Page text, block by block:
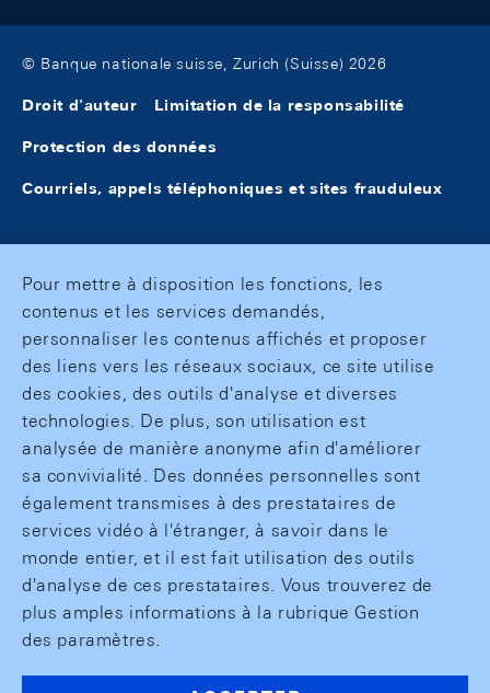
© Banque nationale suisse, Zurich (Suisse) 2026
Droit d'auteur Limitation de la responsabilité
Protection des données
Courriels, appels téléphoniques et sites frauduleux
Pour mettre à disposition les fonctions, les
contenus et les services demandés,
personnaliser les contenus affichés et proposer
des liens vers les réseaux sociaux, ce site utilise
des cookies, des outils d'analyse et diverses
technologies. De plus, son utilisation est
analysée de manière anonyme afin d'améliorer
sa convivialité. Des données personnelles sont
également transmises à des prestataires de
services vidéo à l'étranger, à savoir dans le
monde entier, et il est fait utilisation des outils
d'analyse de ces prestataires. Vous trouverez de
plus amples informations à la rubrique Gestion
des paramètres.